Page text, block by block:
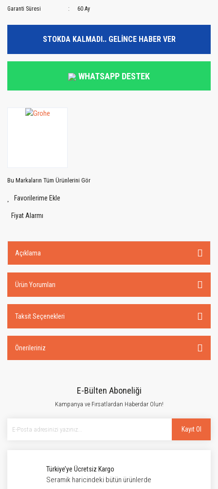
Garanti Süresi
60 Ay
STOKDA KALMADI.. GELİNCE HABER VER
WHATSAPP DESTEK
Bu Markaların Tüm Ürünlerini Gör
Fiyat Alarmı
Açıklama
Ürün Yorumları
Taksit Seçenekleri
Önerileriniz
E-Bülten Aboneliği
Kampanya ve Fırsatlardan Haberdar Olun!
Kayıt Ol
Türkiye’ye Ücretsiz Kargo
Seramik haricindeki bütün ürünlerde